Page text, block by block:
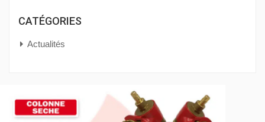
CATÉGORIES
Actualités